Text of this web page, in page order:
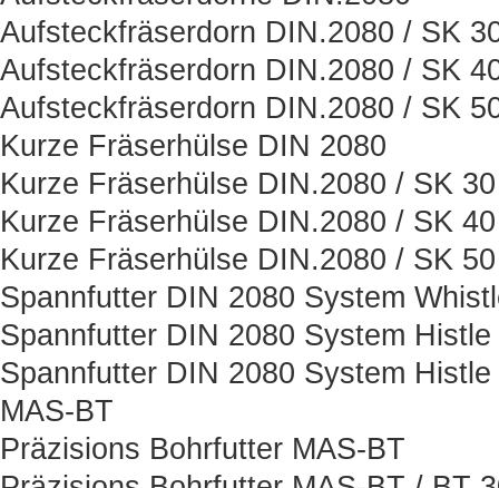
Aufsteckfräserdorn DIN.2080 / SK
Aufsteckfräserdorn DIN.2080 / SK
Aufsteckfräserdorn DIN.2080 / SK
Kurze Fräserhülse DIN 2080
Kurze Fräserhülse DIN.2080 / SK 30
Kurze Fräserhülse DIN.2080 / SK 40
Kurze Fräserhülse DIN.2080 / SK 50
Spannfutter DIN 2080 System
Spannfutter DIN 2080 System
Spannfutter DIN 2080 System
MAS-BT
Präzisions Bohrfutter MAS-BT